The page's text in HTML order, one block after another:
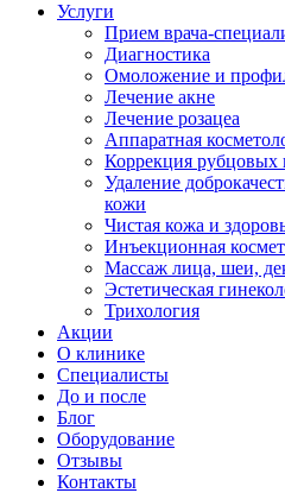
Услуги
Прием врача-
Диагностика
Омоложение и
Лечение акне
Лечение розацеа
Аппаратная
Коррекция рубцовых
Удаление
кожи
Чистая кожа и
Инъекционная
Массаж лица, шеи,
Эстетическая
Трихология
Акции
О клинике
Специалисты
До и после
Блог
Оборудование
Отзывы
Контакты